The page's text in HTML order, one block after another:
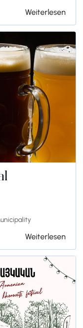
Weiterlesen
Weiterlesen